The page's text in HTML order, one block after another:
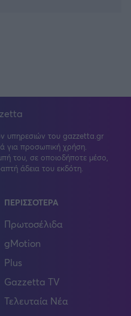
υπηρεσιών του gazzetta.gr
για προσωπική χρήση.
του, σε οποιοδήποτε μέσο,
άδεια του εκδότη.
ΠΕΡΙΣΣΟΤΕΡΑ
Πρωτοσέλιδα
gMotion
Plus
Gazzetta TV
Τελευταία Νέα